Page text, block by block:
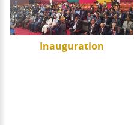
Inauguration